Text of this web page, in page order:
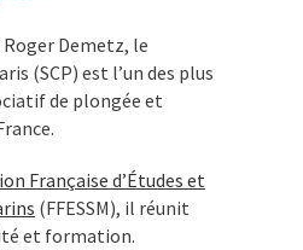
Roger Demetz, le
(SCP) est l’un des plus
de plongée et
Française d’Études et
(FFESSM), il réunit
et formation.